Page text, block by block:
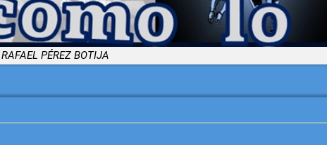
RAFAEL PÉREZ BOTIJA